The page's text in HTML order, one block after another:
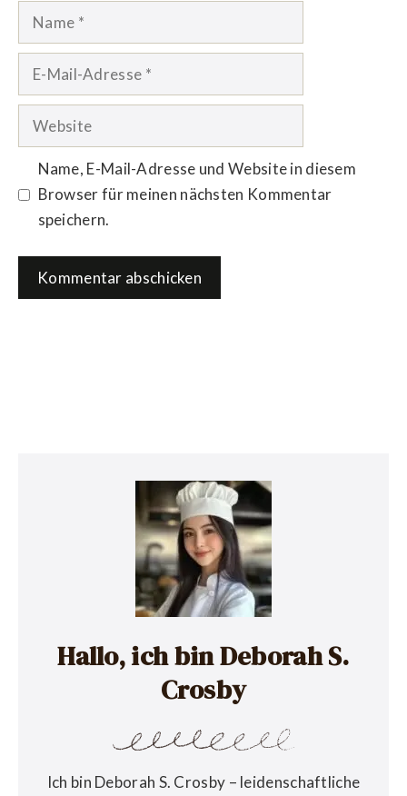
Name
Mail-
Adresse
Website
Name, E-Mail-Adresse und Website in diesem
Browser für meinen nächsten Kommentar
speichern.
Hallo, ich bin Deborah S.
Crosby
Ich bin Deborah S. Crosby – leidenschaftliche